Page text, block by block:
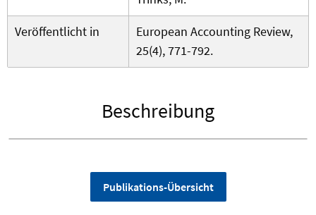
Veröffentlicht in
European Accounting Review,
25(4), 771-792.
Beschreibung
Publikations-Übersicht